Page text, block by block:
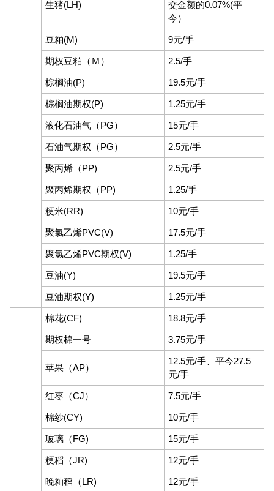
生猪(LH)
交金额的0.07%(平
今）
豆粕(M) 9元/手
期权豆粕（Ｍ） 2.5/手
棕榈油(P) 19.5元/手
棕榈油期权(P) 1.25元/手
液化石油气（PG） 15元/手
石油气期权（PG） 2.5元/手
聚丙烯（PP) 2.5元/手
聚丙烯期权（PP) 1.25/手
粳米(RR) 10元/手
聚氯乙烯PVC(V) 17.5元/手
聚氯乙烯PVC期权(V) 1.25/手
豆油(Y) 19.5元/手
豆油期权(Y) 1.25元/手
棉花(CF) 18.8元/手
期权棉一号 3.75元/手
苹果（AP）
12.5元/手、平今27.5
元/手
红枣（CJ） 7.5元/手
棉纱(CY) 10元/手
玻璃（FG) 15元/手
粳稻（JR) 12元/手
晚籼稻（LR) 12元/手